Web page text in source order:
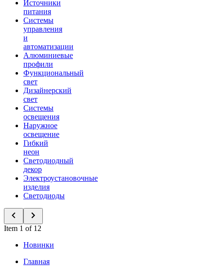
Источники
питания
Системы
управления
и
автоматизации
Алюминиевые
профили
Функциональный
свет
Дизайнерский
свет
Системы
освещения
Наружное
освещение
Гибкий
неон
Светодиодный
декор
Электроустановочные
изделия
Светодиоды
Item 1 of 12
Новинки
Главная